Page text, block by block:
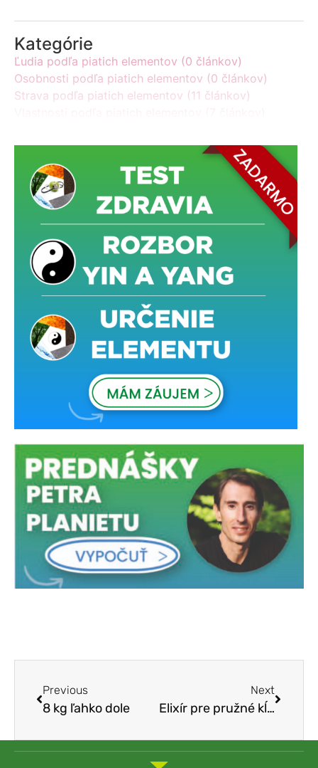
Kategórie
Ľudia podľa piatich elementov (0 článkov)
Osobnosti podľa piatich elementov (0 článkov)
Strava podľa piatich elementov (11 článkov)
Previous
8 kg ľahko dole
Next
Elixír pre pružné kĺby